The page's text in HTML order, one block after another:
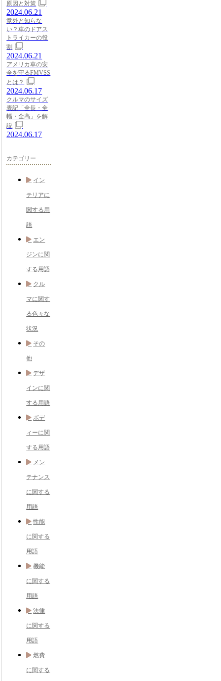
原因と対策
2024.06.21
意外と知らな
い？車のドアス
トライカーの役
割
2024.06.21
アメリカ車の安
全を守るFMVSS
とは？
2024.06.17
クルマのサイズ
表記「全長・全
幅・全高」を解
説
2024.06.17
カテゴリー
イン
テリアに
関する用
語
エン
ジンに関
する用語
クル
マに関す
る色々な
状況
その
他
デザ
インに関
する用語
ボデ
ィーに関
する用語
メン
テナンス
に関する
用語
性能
に関する
用語
機能
に関する
用語
法律
に関する
用語
燃費
に関する